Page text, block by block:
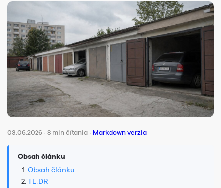
03.06.2026 · 8 min čítania · Markdown verzia
Obsah článku
Obsah článku
TL;DR